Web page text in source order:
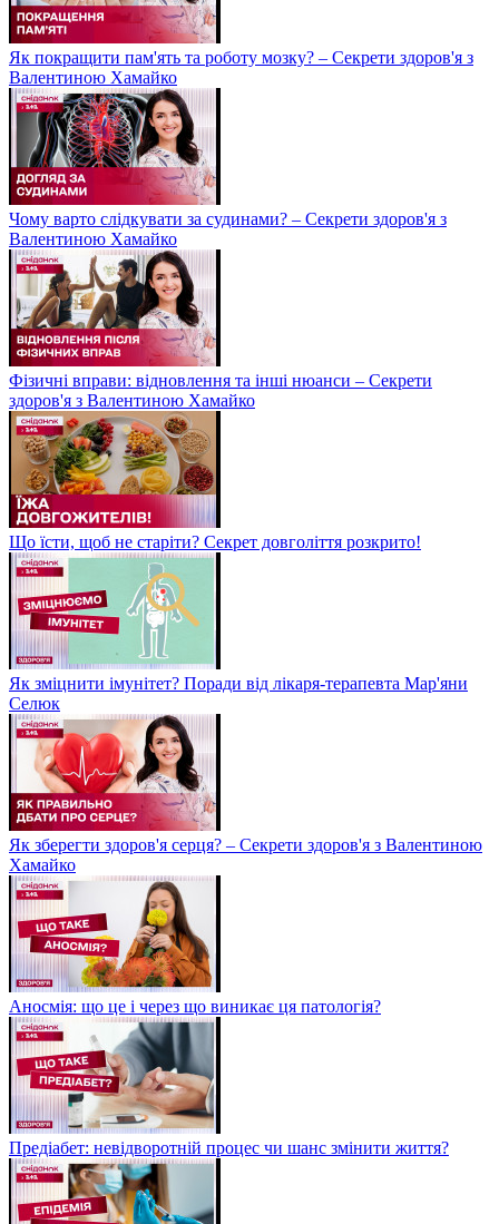
Як покращити пам'ять та роботу мозку? – Секрети здоров'я з
Валентиною Хамайко
Чому варто слідкувати за судинами? – Секрети здоров'я з
Валентиною Хамайко
Фізичні вправи: відновлення та інші нюанси – Секрети
здоров'я з Валентиною Хамайко
Що їсти, щоб не старіти? Секрет довголіття розкрито!
Як зміцнити імунітет? Поради від лікаря-терапевта Мар'яни
Селюк
Як зберегти здоров'я серця? – Секрети здоров'я з Валентиною
Хамайко
Аносмія: що це і через що виникає ця патологія?
Предіабет: невідворотній процес чи шанс змінити життя?